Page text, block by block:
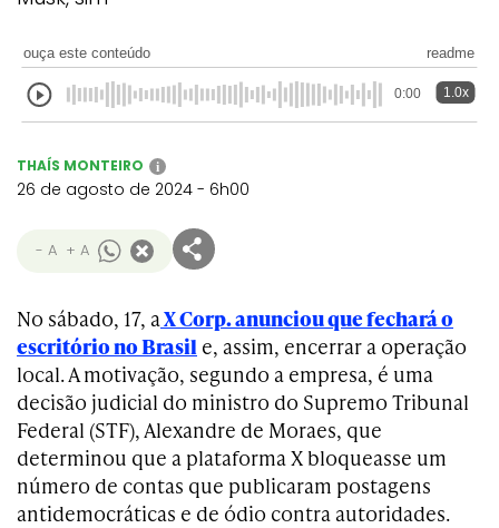
ouça este conteúdo readme
0:00 1.0x
THAÍS MONTEIRO i
26 de agosto de 2024 - 6h00
- A + A
No sábado, 17, aX Corp. anunciou que fechará o
escritório no Brasil e, assim, encerrar a operação
local. A motivação, segundo a empresa, é uma
decisão judicial do ministro do Supremo Tribunal
Federal (STF), Alexandre de Moraes, que
determinou que a plataforma X bloqueasse um
número de contas que publicaram postagens
antidemocráticas e de ódio contra autoridades.